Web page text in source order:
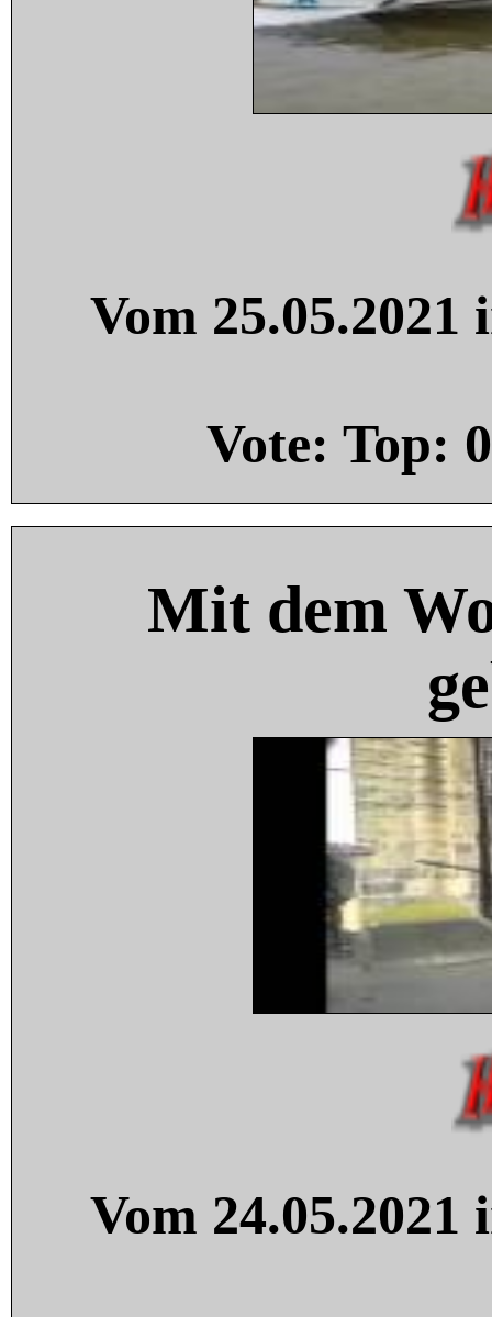
Vom
Vote: Top: 0
Mit dem
Vom